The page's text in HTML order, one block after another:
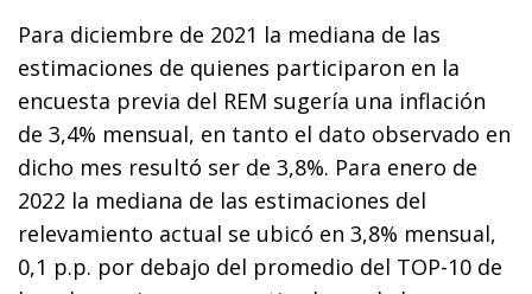
Para diciembre de 2021 la mediana de las
estimaciones de quienes participaron en la
encuesta previa del REM sugería una inflación
de 3,4% mensual, en tanto el dato observado en
dicho mes resultó ser de 3,8%. Para enero de
2022 la mediana de las estimaciones del
relevamiento actual se ubicó en 3,8% mensual,
0,1 p.p. por debajo del promedio del TOP-10 de